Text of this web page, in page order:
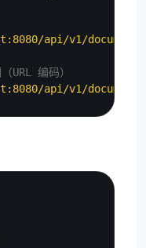
api/v1/
URL 编码）
api/v1/